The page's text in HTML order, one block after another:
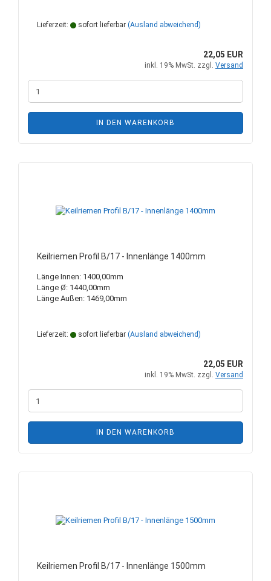
Lieferzeit: sofort lieferbar (Ausland abweichend)
22,05 EUR
inkl. 19% MwSt. zzgl. Versand
IN DEN WARENKORB
Keilriemen Profil B/17 - Innenlänge 1400mm
Länge Innen: 1400,00mm
Länge Ø: 1440,00mm
Länge Außen: 1469,00mm
Lieferzeit: sofort lieferbar (Ausland abweichend)
22,05 EUR
inkl. 19% MwSt. zzgl. Versand
IN DEN WARENKORB
Keilriemen Profil B/17 - Innenlänge 1500mm